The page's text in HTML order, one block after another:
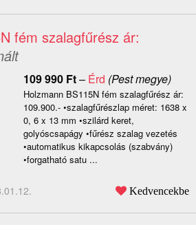
fém szalagfűrész ár:
109 990 Ft– Érd (Pest megye)
Holzmann BS115N fém szalagfűrész ár:
109.900.- •szalagfűrészlap méret: 1638 x
0, 6 x 13 mm •szilárd keret,
golyóscsapágy •fűrész szalag vezetés
•automatikus kikapcsolás (szabvány)
•forgatható satu ...
Kedvencekbe